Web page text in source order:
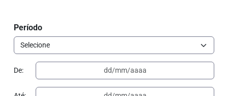
Período
De: